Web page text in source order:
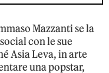
Mazzanti se la
con le sue
Asia Leva, in arte
una popstar,